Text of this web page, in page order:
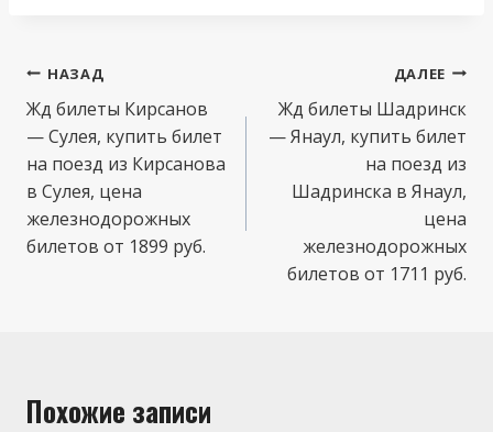
Навигация
по
записям
НАЗАД
Жд билеты Кирсанов
— Сулея, купить билет
на поезд из Кирсанова
в Сулея, цена
железнодорожных
билетов от 1899 руб.
ДАЛЕЕ
Жд билеты Шадринск
— Янаул, купить билет
на поезд из
Шадринска в Янаул,
цена
железнодорожных
билетов от 1711 руб.
Похожие записи